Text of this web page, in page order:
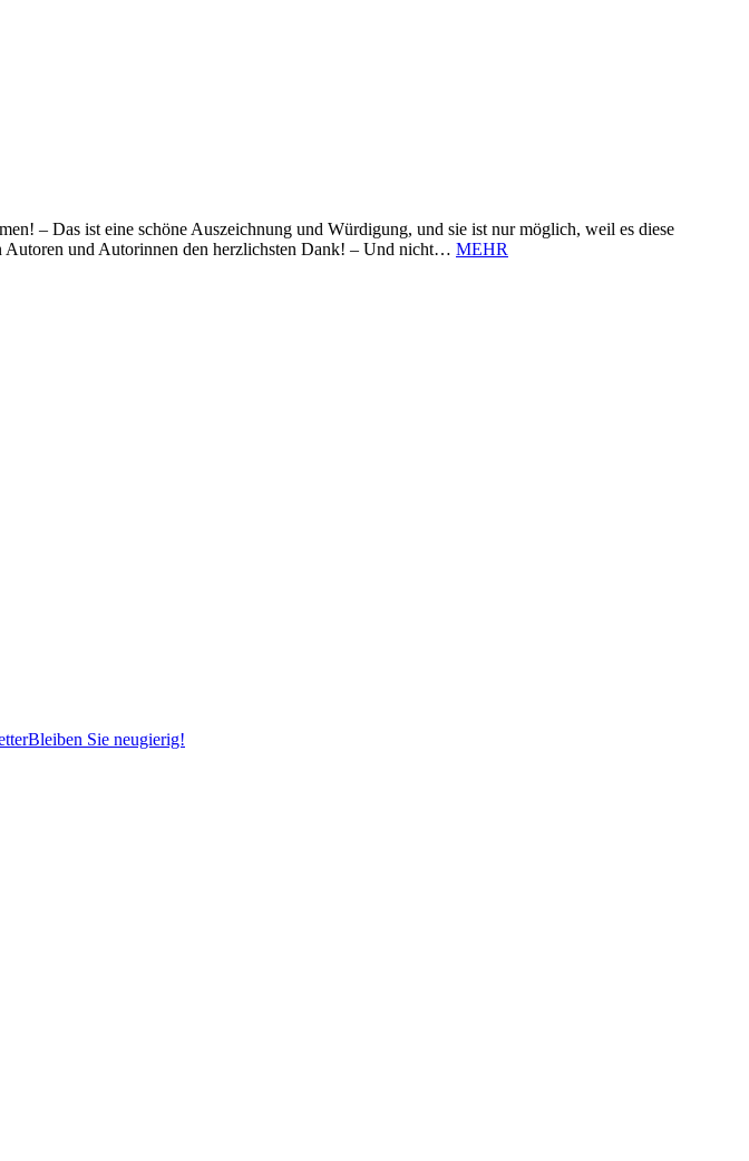
– Das ist eine schöne Auszeichnung und Würdigung, und sie ist nur möglich, weil es diese
Autoren und Autorinnen den herzlichsten Dank! – Und nicht… MEHR
Bleiben Sie neugierig!